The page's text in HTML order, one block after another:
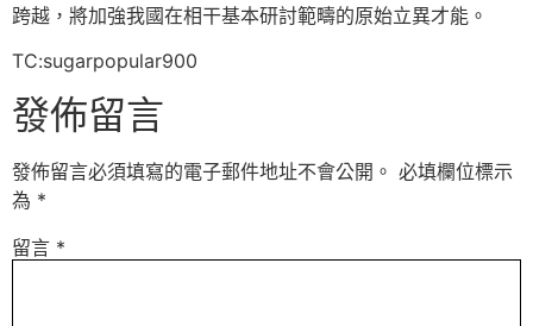
跨越，將加強我國在相干基本研討範疇的原始立異才能。
TC:sugarpopular900
發佈留言
發佈留言必須填寫的電子郵件地址不會公開。 必填欄位標示
為 *
留言 *